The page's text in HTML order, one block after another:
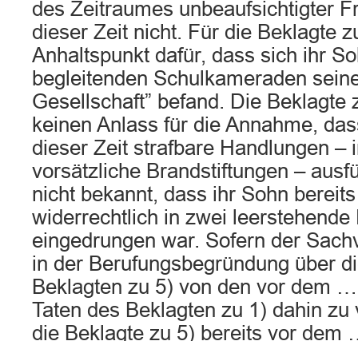
des Zeitraumes unbeaufsichtigter
dieser Zeit nicht. Für die Beklagte
Anhaltspunkt dafür, dass sich ihr
begleitenden Schulkameraden
Gesellschaft” befand. Die Beklagte
keinen Anlass für die Annahme,
dieser Zeit strafbare Handlungen –
vorsätzliche Brandstiftungen –
nicht bekannt, dass ihr Sohn
widerrechtlich in zwei leerstehende
eingedrungen war. Sofern der
in der Berufungsbegründung über
Beklagten zu 5) von den vor dem
Taten des Beklagten zu 1) dahin
die Beklagte zu 5) bereits vor dem